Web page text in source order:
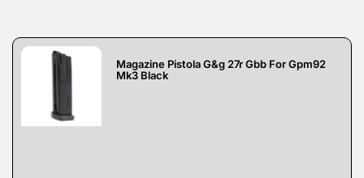
Magazine Pistola G&g 27r Gbb For Gpm92
Mk3 Black